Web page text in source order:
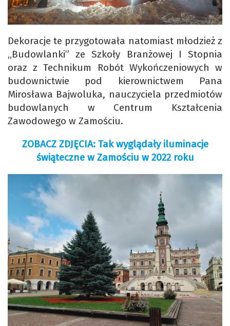
Dekoracje te przygotowała natomiast młodzież z
„Budowlanki” ze Szkoły Branżowej I Stopnia
oraz z Technikum Robót Wykończeniowych w
budownictwie pod kierownictwem Pana
Mirosława Bajwoluka, nauczyciela przedmiotów
budowlanych w Centrum Kształcenia
Zawodowego w Zamościu.
ZOBACZ ZDJĘCIA: Tak wyglądały iluminacje
świąteczne w Zamościu w 2022 roku